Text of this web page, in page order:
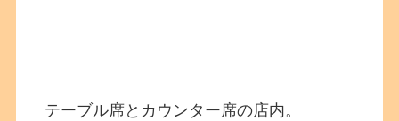
テーブル席とカウンター席の店内。